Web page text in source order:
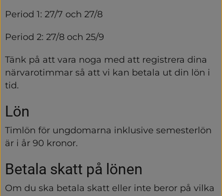
Period 1: 27/7 och 27/8
Period 2: 27/8 och 25/9
Tänk på att vara noga med att registrera dina
närvarotimmar så att vi kan betala ut din lön i
tid.
Lön
Timlön för ungdomarna inklusive semesterlön
är i år 90 kronor.
Betala skatt på lönen
Om du ska betala skatt eller inte beror på vilka